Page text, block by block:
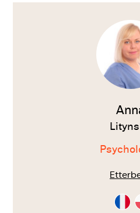
Voir
en